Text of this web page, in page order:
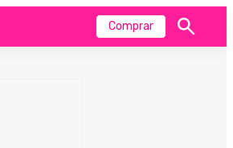
Comprar
Mostrar